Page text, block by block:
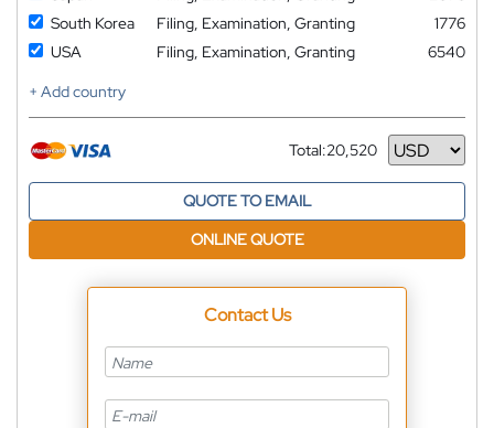
South Korea
Filing, Examination, Granting
1776
USA
Filing, Examination, Granting
6540
+ Add country
Total:20,520
Currency
QUOTE TO EMAIL
ONLINE QUOTE
Contact Us